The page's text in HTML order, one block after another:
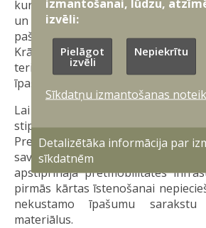
kuru kopējā platība sasniedz
un Latgales reģionā, sešās
pašvaldībās – Alūksnes,
Krāslavas, Ludzas, Smiltenes
teritorijas ir valsts, pašvaldību
īpašumā.
Lai paātrinātu austrumu
stiprināšanu, 2025. gada 2.
Pretmobilitātes infrastruktūras
savukārt 22. decembrī Ministru
apstiprināja pretmobilitātes
pirmās kārtas īstenošanai
nekustamo īpašumu
materiālus.
izmantošanai, lūdzu,
izvēli:
Pielāgot
izvēli
Nepiekrītu
Sīkdatņu izmantošanas
Detalizētāka informācija par
sīkdatnēm